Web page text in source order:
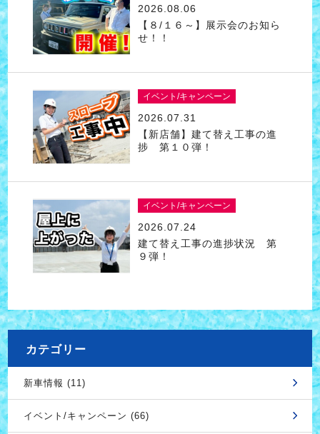
2026.08.06
【８/１６～】展示会のお知ら
せ！！
イベント/キャンペーン
2026.07.31
【新店舗】建て替え工事の進
捗 第１０弾！
イベント/キャンペーン
2026.07.24
建て替え工事の進捗状況 第
９弾！
カテゴリー
新車情報 (11)
イベント/キャンペーン (66)